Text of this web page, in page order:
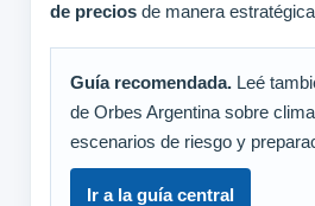
de preciosde manera
Guía recomendada.Leé
de Orbes Argentina sobre
escenarios de riesgo y
Ir a la guía central